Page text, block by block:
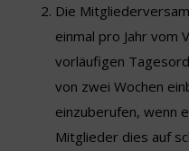
Die
einmal pro Jahr vom
vorläufigen
von zwei Wochen
einzuberufen, wenn
Mitglieder dies auf